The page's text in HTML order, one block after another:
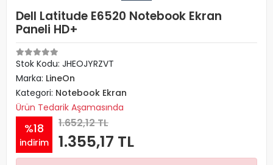
Dell Latitude E6520 Notebook Ekran
Paneli HD+
Stok Kodu: JHEOJYRZVT
Marka: LineOn
Kategori: Notebook Ekran
Ürün Tedarik Aşamasında
%18
indirim
1.652,12 TL
1.355,17 TL